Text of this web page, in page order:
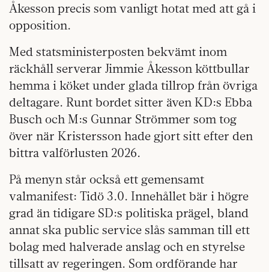
Åkesson precis som vanligt hotat med att gå i
opposition.
Med statsministerposten bekvämt inom
räckhåll serverar Jimmie Åkesson köttbullar
hemma i köket under glada tillrop från övriga
deltagare. Runt bordet sitter även KD:s Ebba
Busch och M:s Gunnar Strömmer som tog
över när Kristersson hade gjort sitt efter den
bittra valförlusten 2026.
På menyn står också ett gemensamt
valmanifest: Tidö 3.0. Innehållet bär i högre
grad än tidigare SD:s politiska prägel, bland
annat ska public service slås samman till ett
bolag med halverade anslag och en styrelse
tillsatt av regeringen. Som ordförande har